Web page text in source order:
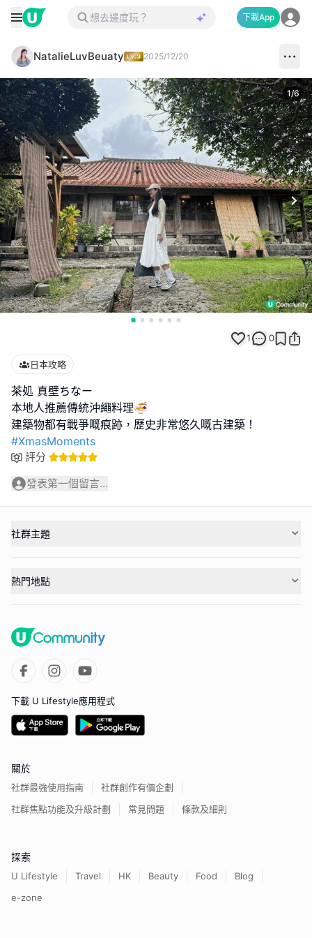
下載App
NatalieLuvBeuaty 2025/12/20
1/6
1 0
日本攻略
茶処 真壁ちなー
本地人推薦傳統沖繩料理🍜
#XmasMoments
評分
發表第一個留言...
社群主題
熱門地點
下載 U Lifestyle應用程式
關於
社群最強使用指南
社群創作有價企劃
社群焦點功能及升級計劃
常見問題 條款及細則
探索
U Lifestyle Travel HK Beauty Food
Blog
e-zone